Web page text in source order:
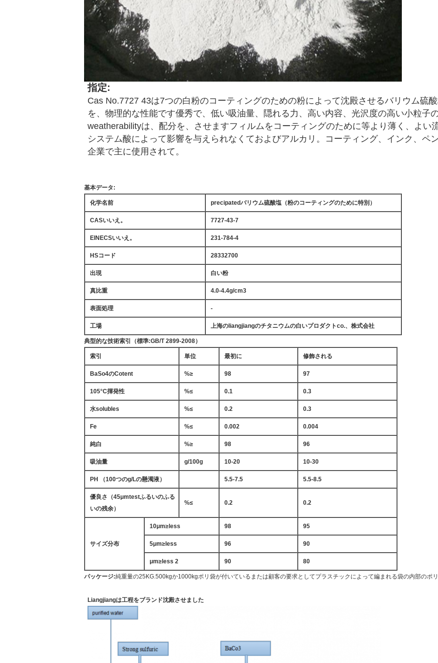
指定:
Cas No.7727 43は7つの白粉のコーティングのための粉によって沈殿させるバリウム硫
を、物理的な性能です優秀で、低い吸油量、隠れる力、高い内容、光沢度の高い小粒子
weatherabilityは、配分を、させますフィルムをコーティングのために等より薄く、よい
システム酸によって影響を与えられなくておよびアルカリ。コーティング、インク、ペ
企業で主に使用されて。
基本データ:
化学名前 precipatedバリウム硫酸塩（粉のコーティングのために特別）
CASいいえ。 7727-43-7
EINECSいいえ。 231-784-4
HSコード 28332700
出現 白い粉
真比重 4.0-4.4g/cm3
表面処理 -
工場 上海のliangjiangのチタニウムの白いプロダクトco.、株式会社
典型的な技術索引（標準:GB/T 2899-2008）
索引 単位 最初に 修飾される
BaSo4のCotent %≥ 98 97
105°C揮発性 %≤ 0.1 0.3
水solubles %≤ 0.2 0.3
Fe %≤ 0.002 0.004
純白 %≥ 98 96
吸油量 g/100g 10-20 10-30
PH （100つのg/Lの懸濁液） 5.5-7.5 5.5-8.5
優良さ（45μmtestふるいのふる
いの残余）
%≤ 0.2 0.2
サイズ分布
10μm≥less 98 95
5μm≥less 96 90
μm≥less 2 90 80
パッケージ:純重量の25KG.500kgか1000kgポリ袋が付いているまたは顧客の要求としてプラスチックによって編まれる袋の内部のポ
Liangjiangは工程をブランド沈殿させました